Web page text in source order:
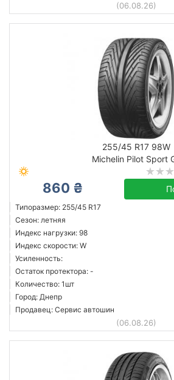
(06.08.26)
255/45 R17 98W
Michelin Pilot Sport
860 ₴
Типоразмер: 255/45 R17
Сезон: летняя
Индекс нагрузки: 98
Индекс скорости: W
Усиленность:
Остаток протектора: -
Количество: 1шт
Город: Днепр
Продавец: Сервис автошин
(06.08.26)